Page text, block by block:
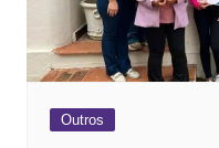
Outros